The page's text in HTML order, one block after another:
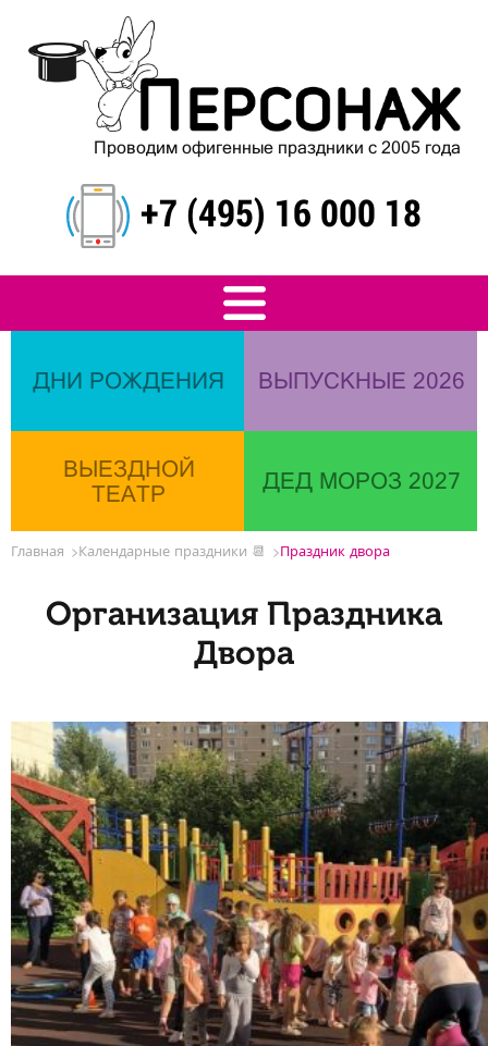
Проводим офигенные праздники с 2005 года
+7 (495) 16 000 18
ДНИ РОЖДЕНИЯ ВЫПУСКНЫЕ 2026
ВЫЕЗДНОЙ
ТЕАТР
ДЕД МОРОЗ 2027
Главная Календарные праздники 📆 Праздник двора
Организация Праздника
Двора